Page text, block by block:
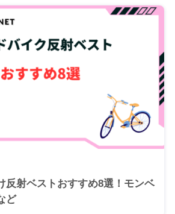
反射ベストおすすめ8選！モンベ
ど